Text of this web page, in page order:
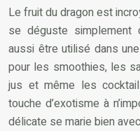
Le fruit du dragon est
se déguste simplement
aussi être utilisé dans
pour les smoothies, les
jus et même les
touche d’exotisme à
délicate se marie bien